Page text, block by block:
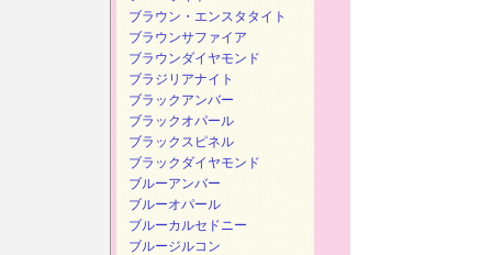
ブラウン・エンスタタイト
ブラウンサファイア
ブラウンダイヤモンド
ブラジリアナイト
ブラックアンバー
ブラックオパール
ブラックスピネル
ブラックダイヤモンド
ブルーアンバー
ブルーオパール
ブルーカルセドニー
ブルージルコン